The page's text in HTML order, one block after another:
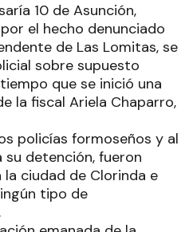
10 de Asunción,
el hecho denunciado
de Las Lomitas, se
sobre supuesto
que se inició una
la fiscal Ariela Chaparro,
policías formoseños y al
detención, fueron
ciudad de Clorinda e
tipo de